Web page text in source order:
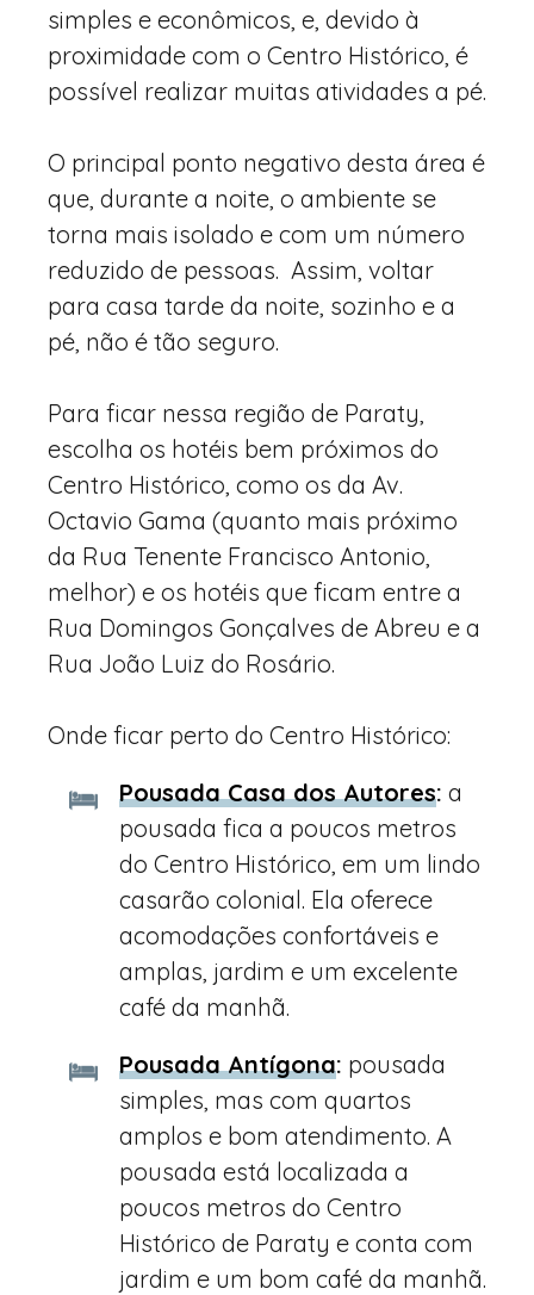
simples e econômicos, e, devido à
proximidade com o Centro Histórico, é
possível realizar muitas atividades a pé.
O principal ponto negativo desta área é
que, durante a noite, o ambiente se
torna mais isolado e com um número
reduzido de pessoas. Assim, voltar
para casa tarde da noite, sozinho e a
pé, não é tão seguro.
Para ficar nessa região de Paraty,
escolha os hotéis bem próximos do
Centro Histórico, como os da Av.
Octavio Gama (quanto mais próximo
da Rua Tenente Francisco Antonio,
melhor) e os hotéis que ficam entre a
Rua Domingos Gonçalves de Abreu e a
Rua João Luiz do Rosário.
Onde ficar perto do Centro Histórico:
Pousada Casa dos Autores: a
pousada fica a poucos metros
do Centro Histórico, em um lindo
casarão colonial. Ela oferece
acomodações confortáveis e
amplas, jardim e um excelente
café da manhã.
Pousada Antígona: pousada
simples, mas com quartos
amplos e bom atendimento. A
pousada está localizada a
poucos metros do Centro
Histórico de Paraty e conta com
jardim e um bom café da manhã.